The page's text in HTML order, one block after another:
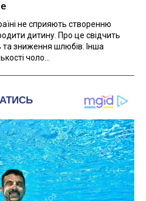
не сприяють створенню
дитину. Про це свідчить
та зниження шлюбів. Інша
чоло...